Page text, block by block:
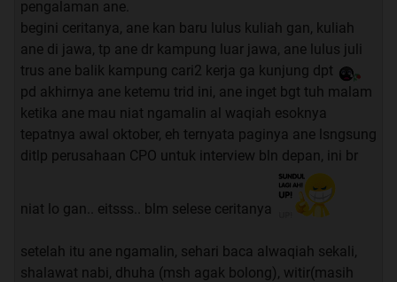
1. Lazimkan Baca Surat Waqi'ah 3x sehari; boleh 3x dalam
sekali duduk atau pisah-pisah yang penting sehari 3x.
2. Melazimkan Sholawat apapun. Dulu saya melazimkan
Sholawat Nariyah sehabis sholat fardhu 11x.
Setiap selesai membaca Surat Waqi'ah; saya diajarin oleh
guru saya membaca doa di bawah ini:
Alloohumma inna nas aluka bihaqqi suuratil Waaqi'ah
Wa asroorihaa antu yassiroli rizki kamaa yassartahu li
Bi kholqika Yaa Allooh Yaa Robbal 'Aalamiin"
pengalaman ane.
begini ceritanya, ane kan baru lulus kuliah gan, kuliah
ane di jawa, tp ane dr kampung luar jawa, ane lulus juli
trus ane balik kampung cari2 kerja ga kunjung dpt
pd akhirnya ane ketemu trid ini, ane inget bgt tuh malam
ketika ane mau niat ngamalin al waqiah esoknya
tepatnya awal oktober, eh ternyata paginya ane lsngsung
ditlp perusahaan CPO untuk interview bln depan, ini br
niat lo gan.. eitsss.. blm selese ceritanya
setelah itu ane ngamalin, sehari baca alwaqiah sekali,
shalawat nabi, dhuha (msh agak bolong), witir(masih